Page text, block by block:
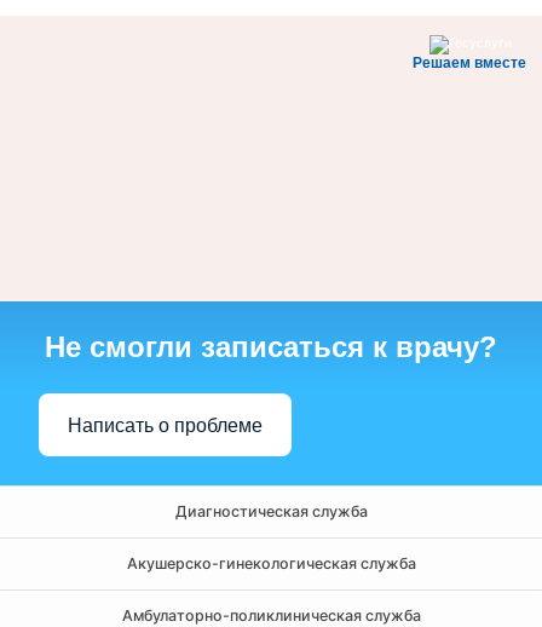
Решаем вместе
Не смогли записаться к врачу?
Написать о проблеме
Диагностическая служба
Акушерско-гинекологическая служба
Амбулаторно-поликлиническая служба